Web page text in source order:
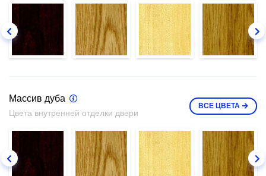
Массив дуба
Цвета внутренней отделки двери
ВСЕ ЦВЕТА